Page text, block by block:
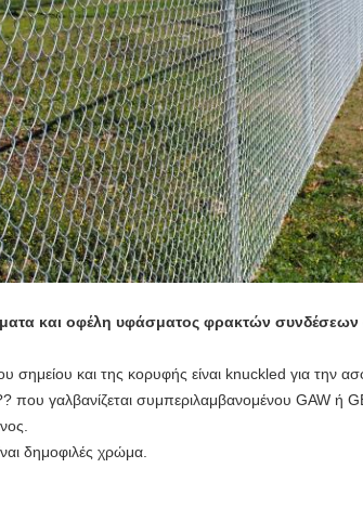
και οφέλη υφάσματος φρακτών
σημείου και της κορυφής είναι knuckled για την
που γαλβανίζεται συμπεριλαμβανομένου GAW ή
δημοφιλές χρώμα.